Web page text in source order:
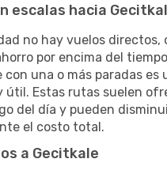
escalas hacia
no hay vuelos directos,
por encima del
una o más paradas es
útil. Estas rutas suelen
del día y pueden
el costo total.
a Gecitkale